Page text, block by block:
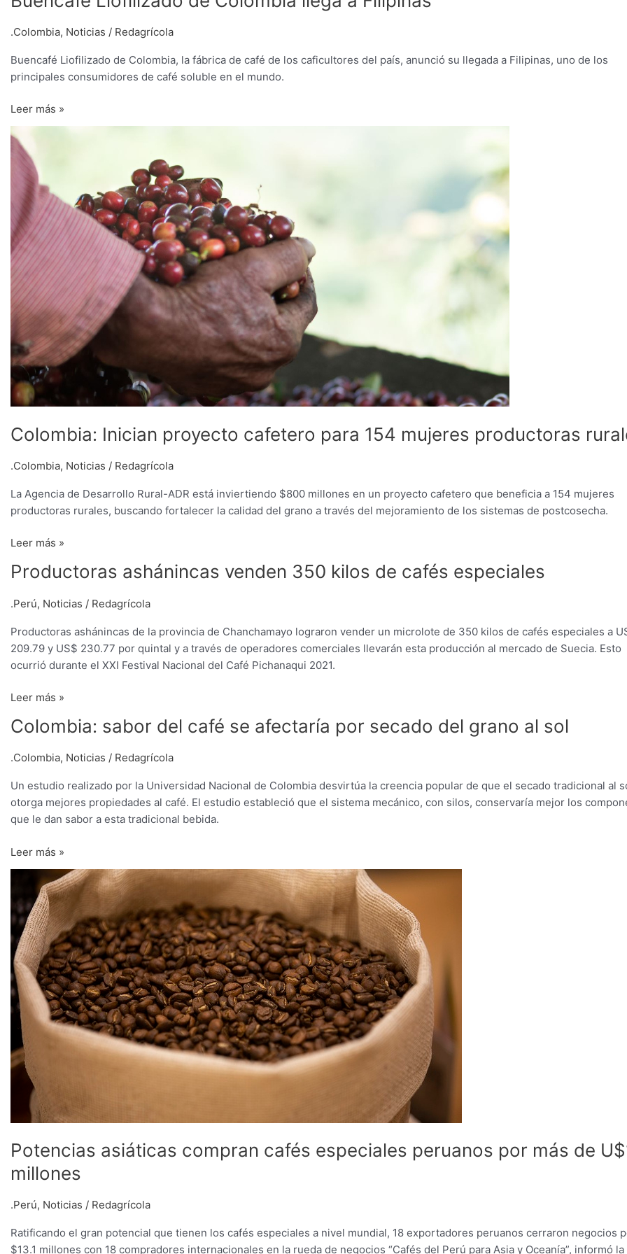
.Colombia, Noticias / Redagrícola
Buencafé Liofilizado de Colombia, la fábrica de café de los caficultores del país, anunció su llegada a Filipinas, uno de los
principales consumidores de café soluble en el mundo.
Leer más »
Colombia: Inician proyecto cafetero para 154 mujeres productoras
.Colombia, Noticias / Redagrícola
La Agencia de Desarrollo Rural-ADR está inviertiendo $800 millones en un proyecto cafetero que beneficia a 154 mujeres
productoras rurales, buscando fortalecer la calidad del grano a través del mejoramiento de los sistemas de postcosecha.
Colombia:
Inician
proyecto
cafetero
para
154
mujeres
productoras
rurales
Leer más »
Productoras ashánincas venden 350 kilos de cafés especiales
.Perú, Noticias / Redagrícola
Productoras ashánincas de la provincia de Chanchamayo lograron vender un microlote de 350 kilos de cafés especiales a
209.79 y US$ 230.77 por quintal y a través de operadores comerciales llevarán esta producción al mercado de Suecia. Esto
ocurrió durante el XXI Festival Nacional del Café Pichanaqui 2021.
Productoras
venden
kilos
de
cafés
Leer más »
Colombia: sabor del café se afectaría por secado del grano al sol
.Colombia, Noticias / Redagrícola
Un estudio realizado por la Universidad Nacional de Colombia desvirtúa la creencia popular de que el secado tradicional al
otorga mejores propiedades al café. El estudio estableció que el sistema mecánico, con silos, conservaría mejor los
que le dan sabor a esta tradicional bebida.
Colombia:
del
se
afectaría
por
del
grano
sol
Leer más »
Potencias asiáticas compran cafés especiales peruanos por más de
millones
.Perú, Noticias / Redagrícola
Ratificando el gran potencial que tienen los cafés especiales a nivel mundial, 18 exportadores peruanos cerraron negocios
$13.1 millones con 18 compradores internacionales en la rueda de negocios “Cafés del Perú para Asia y Oceanía”, informó la
Potencias
asiáticas
compran
cafés
especiales
peruanos
por
más
de
U$13
millones